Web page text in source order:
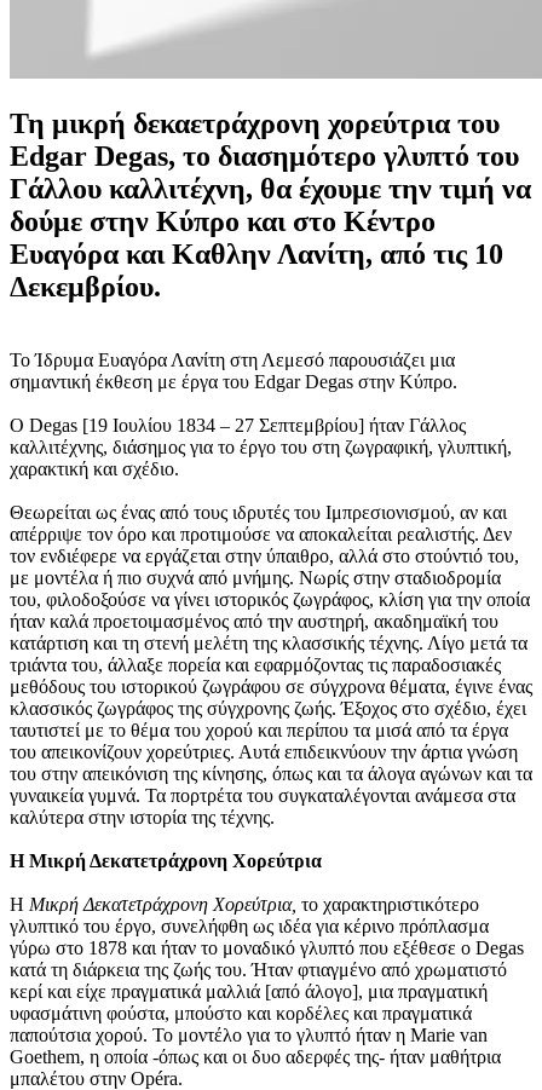
Τη μικρή δεκαετράχρονη χορεύτρια του
Edgar Degas, το διασημότερο γλυπτό του
Γάλλου καλλιτέχνη, θα έχουμε την τιμή να
δούμε στην Κύπρο και στο Κέντρο
Ευαγόρα και Καθλην Λανίτη, από τις 10
Δεκεμβρίου.
Το Ίδρυμα Ευαγόρα Λανίτη στη Λεμεσό παρουσιάζει μια
σημαντική έκθεση με έργα του Edgar Degas στην Κύπρο.
Ο Degas [19 Ιουλίου 1834 – 27 Σεπτεμβρίου] ήταν Γάλλος
καλλιτέχνης, διάσημος για το έργο του στη ζωγραφική, γλυπτική,
χαρακτική και σχέδιο.
Θεωρείται ως ένας από τους ιδρυτές του Ιμπρεσιονισμού, αν και
απέρριψε τον όρο και προτιμούσε να αποκαλείται ρεαλιστής. Δεν
τον ενδιέφερε να εργάζεται στην ύπαιθρο, αλλά στο στούντιό του,
με μοντέλα ή πιο συχνά από μνήμης. Νωρίς στην σταδιοδρομία
του, φιλοδοξούσε να γίνει ιστορικός ζωγράφος, κλίση για την οποία
ήταν καλά προετοιμασμένος από την αυστηρή, ακαδημαϊκή του
κατάρτιση και τη στενή μελέτη της κλασσικής τέχνης. Λίγο μετά τα
τριάντα του, άλλαξε πορεία και εφαρμόζοντας τις παραδοσιακές
μεθόδους του ιστορικού ζωγράφου σε σύγχρονα θέματα, έγινε ένας
κλασσικός ζωγράφος της σύγχρονης ζωής. Έξοχος στο σχέδιο, έχει
ταυτιστεί με το θέμα του χορού και περίπου τα μισά από τα έργα
του απεικονίζουν χορεύτριες. Αυτά επιδεικνύουν την άρτια γνώση
του στην απεικόνιση της κίνησης, όπως και τα άλογα αγώνων και τα
γυναικεία γυμνά. Τα πορτρέτα του συγκαταλέγονται ανάμεσα στα
καλύτερα στην ιστορία της τέχνης.
Η Μικρή Δεκατετράχρονη Χορεύτρια
H Μικρή Δεκατετράχρονη Χορεύτρια, το χαρακτηριστικότερο
γλυπτικό του έργο, συνελήφθη ως ιδέα για κέρινο πρόπλασμα
γύρω στο 1878 και ήταν το μοναδικό γλυπτό που εξέθεσε ο Degas
κατά τη διάρκεια της ζωής του. Ήταν φτιαγμένο από χρωματιστό
κερί και είχε πραγματικά μαλλιά [από άλογο], μια πραγματική
υφασμάτινη φούστα, μπούστο και κορδέλες και πραγματικά
παπούτσια χορού. Το μοντέλο για το γλυπτό ήταν η Marie van
Goethem, η οποία -όπως και οι δυο αδερφές της- ήταν μαθήτρια
μπαλέτου στην Opéra.